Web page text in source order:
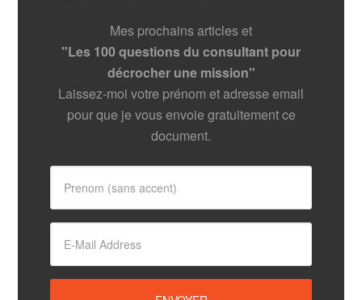
Mes prochains articles et
"Les 100 questions du consultant pour
décrocher une mission"
Laissez-moi votre prénom et adresse email
pour que je vous envoie gratuitement ce
document.